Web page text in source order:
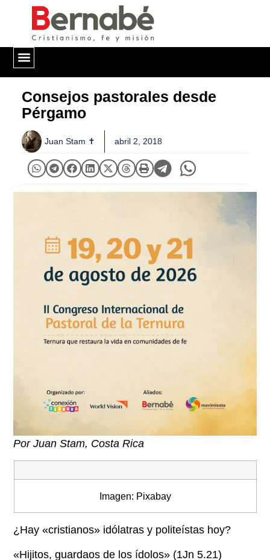
Consejos pastorales desde
Pérgamo
Juan Stam ✝ abril 2, 2018
Por Juan Stam, Costa Rica
Imagen: Pixabay
¿Hay «cristianos» idólatras y politeístas hoy?
«Hijitos, guardaos de los ídolos» (1Jn 5.21)